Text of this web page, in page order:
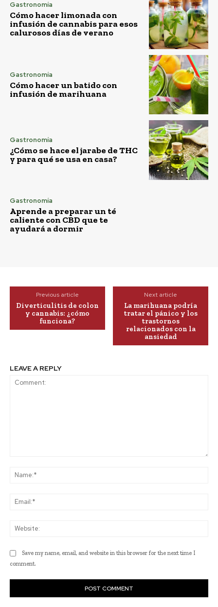
Gastronomía
Cómo hacer limonada con
infusión de cannabis para esos
calurosos días de verano
Gastronomía
Cómo hacer un batido con
infusión de marihuana
Gastronomía
¿Cómo se hace el jarabe de THC
y para qué se usa en casa?
Gastronomía
Aprende a preparar un té
caliente con CBD que te
ayudará a dormir
Previous article
Diverticulitis de colon
y cannabis: ¿cómo
funciona?
Next article
La marihuana podría
tratar el pánico y los
trastornos
relacionados con la
ansiedad
LEAVE A REPLY
Save my name, email, and website in this browser for the next time I
comment.